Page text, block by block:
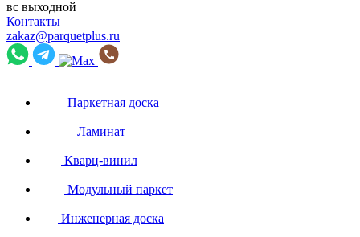
вс выходной
Контакты
zakaz@parquetplus.ru
Паркетная доска
Ламинат
Кварц-винил
Модульный паркет
Инженерная доска